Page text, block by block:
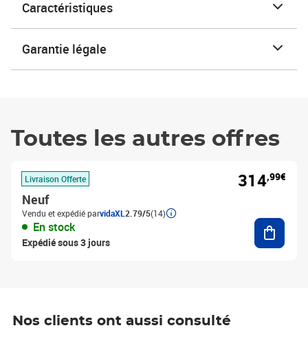
Caractéristiques
Garantie légale
Toutes les autres offres
Livraison Offerte
Neuf
Vendu et expédié parvidaXL 2.79/5(14)
En stock
Expédié sous 3 jours
314,99€
Nos clients ont aussi consulté